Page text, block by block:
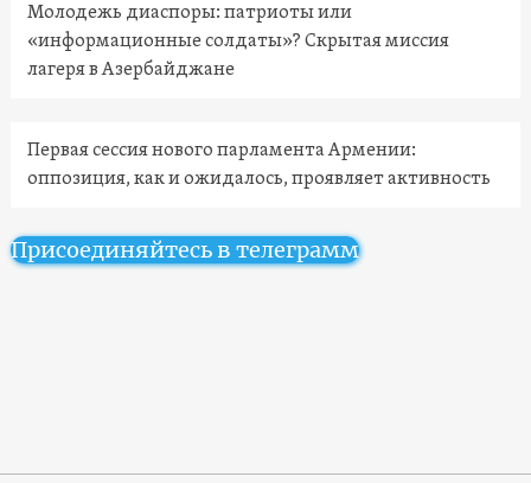
Молодежь диаспоры: патриоты или
«информационные солдаты»? Скрытая миссия
лагеря в Азербайджане
Первая сессия нового парламента Армении:
оппозиция, как и ожидалось, проявляет активность
Присоединяйтесь в телеграмм